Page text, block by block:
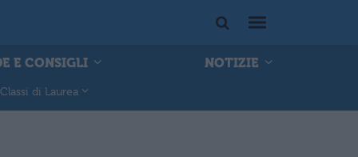
E CONSIGLI NOTIZIE
Classi di Laurea